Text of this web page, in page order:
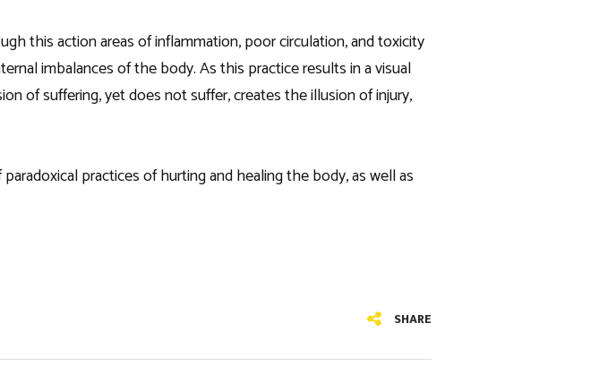
this action areas of inflammation, poor circulation, and toxicity
imbalances of the body. As this practice results in a visual
of suffering, yet does not suffer, creates the illusion of injury,
practices of hurting and healing the body, as well as
SHARE